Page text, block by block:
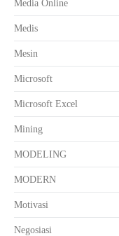
Media Online
Medis
Mesin
Microsoft
Microsoft Excel
Mining
MODELING
MODERN
Motivasi
Negosiasi